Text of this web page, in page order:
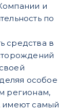
и
по
средства в
особое
регионам,
имеют самый